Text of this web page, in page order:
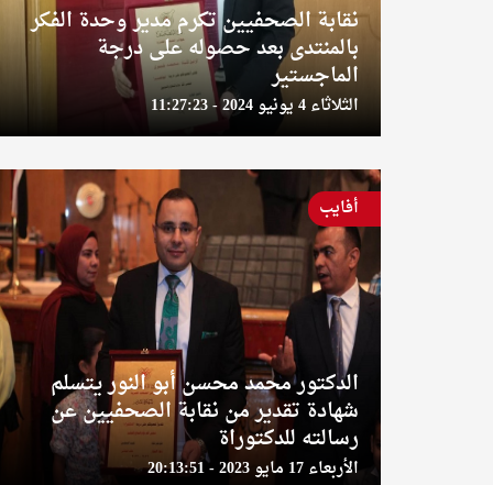
نقابة الصحفيين تكرم مدير وحدة الفكر
بالمنتدى بعد حصوله على درجة
الماجستير
الثلاثاء 4 يونيو 2024 - 11:27:23
الدكتور محمد محسن أبو النور يتسلم
شهادة تقدير من نقابة الصحفيين عن
رسالته للدكتوراة
الأربعاء 17 مايو 2023 - 20:13:51
أفايب